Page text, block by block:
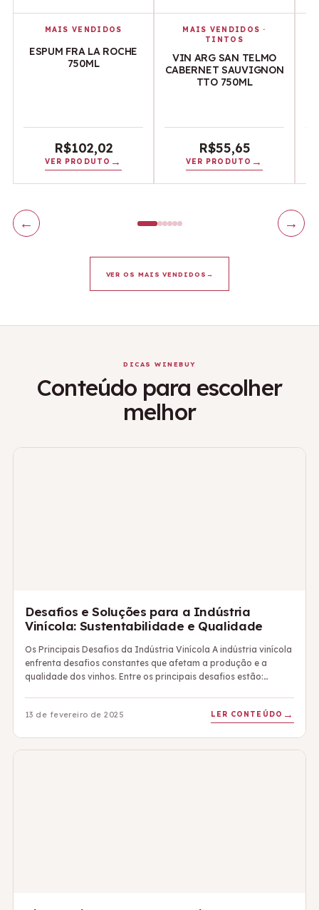
MAIS VENDIDOS
ESPUM FRA LA ROCHE
750ML
R$102,02
VER PRODUTO
MAIS VENDIDOS ·
TINTOS
VIN ARG SAN TELMO
CABERNET SAUVIGNON
TTO 750ML
R$55,65
VER PRODUTO
← →
VER OS MAIS VENDIDOS →
DICAS WINEBUY
Conteúdo para escolher
melhor
Desafios e Soluções para a Indústria
Vinícola: Sustentabilidade e Qualidade
Os Principais Desafios da Indústria Vinícola A indústria vinícola
enfrenta desafios constantes que afetam a produção e a
qualidade dos vinhos. Entre os principais desafios estão:…
13 de fevereiro de 2025 LER CONTEÚDO